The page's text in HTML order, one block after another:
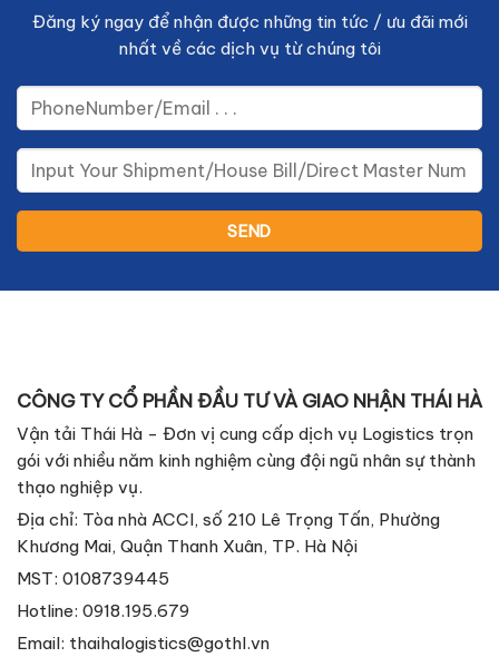
Đăng ký ngay để nhận được những tin tức / ưu đãi mới
nhất về các dịch vụ từ chúng tôi
CÔNG TY CỔ PHẦN ĐẦU TƯ VÀ GIAO NHẬN THÁI HÀ
Vận tải Thái Hà - Đơn vị cung cấp dịch vụ Logistics trọn
gói với nhiều năm kinh nghiệm cùng đội ngũ nhân sự thành
thạo nghiệp vụ.
Địa chỉ: Tòa nhà ACCI, số 210 Lê Trọng Tấn, Phường
Khương Mai, Quận Thanh Xuân, TP. Hà Nội
MST: 0108739445
Hotline: 0918.195.679
Email: thaihalogistics@gothl.vn